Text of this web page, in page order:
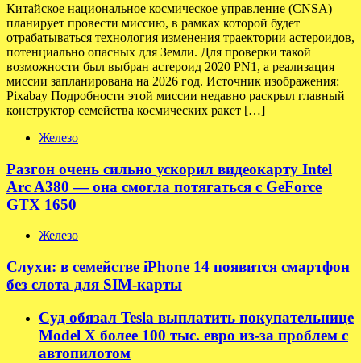
Китайское национальное космическое управление (CNSA)
планирует провести миссию, в рамках которой будет
отрабатываться технология изменения траектории астероидов,
потенциально опасных для Земли. Для проверки такой
возможности был выбран астероид 2020 PN1, а реализация
миссии запланирована на 2026 год. Источник изображения:
Pixabay Подробности этой миссии недавно раскрыл главный
конструктор семейства космических ракет […]
Железо
Разгон очень сильно ускорил видеокарту Intel
Arc A380 — она смогла потягаться с GeForce
GTX 1650
Железо
Слухи: в семействе iPhone 14 появится смартфон
без слота для SIM-карты
Суд обязал Tesla выплатить покупательнице
Model X более 100 тыс. евро из-за проблем с
автопилотом